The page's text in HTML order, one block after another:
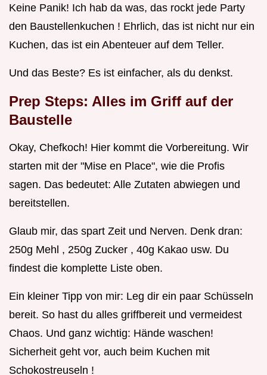
Keine Panik! Ich hab da was, das rockt jede Party
den Baustellenkuchen ! Ehrlich, das ist nicht nur ein
Kuchen, das ist ein Abenteuer auf dem Teller.
Und das Beste? Es ist einfacher, als du denkst.
Prep Steps: Alles im Griff auf der
Baustelle
Okay, Chefkoch! Hier kommt die Vorbereitung. Wir
starten mit der "Mise en Place", wie die Profis
sagen. Das bedeutet: Alle Zutaten abwiegen und
bereitstellen.
Glaub mir, das spart Zeit und Nerven. Denk dran:
250g Mehl , 250g Zucker , 40g Kakao usw. Du
findest die komplette Liste oben.
Ein kleiner Tipp von mir: Leg dir ein paar Schüsseln
bereit. So hast du alles griffbereit und vermeidest
Chaos. Und ganz wichtig: Hände waschen!
Sicherheit geht vor, auch beim Kuchen mit
Schokostreuseln !